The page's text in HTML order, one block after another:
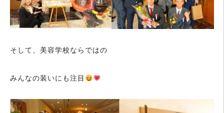
そして、美容学校ならではの
みんなの装いにも注目